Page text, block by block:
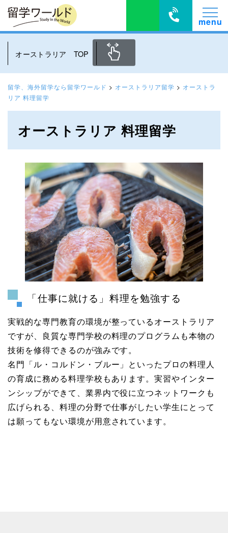
オーストラリア TOP
留学、海外留学なら留学ワールド > オーストラリア留学 > オーストラ
リア 料理留学
オーストラリア 料理留学
「仕事に就ける」料理を勉強する
実戦的な専門教育の環境が整っているオーストラリア
ですが、良質な専門学校の料理のプログラムも本物の
技術を修得できるのが強みです。
名門「ル・コルドン・ブルー」といったプロの料理人
の育成に務める料理学校もあります。実習やインター
ンシップができて、業界内で役に立つネットワークも
広げられる、料理の分野で仕事がしたい学生にとって
は願ってもない環境が用意されています。